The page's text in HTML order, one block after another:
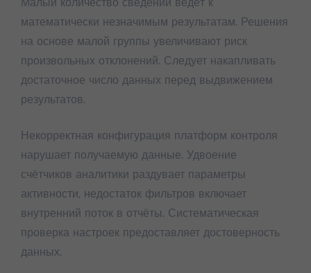
математически незначимым результатам. Решения
на основе малой группы увеличивают риск
произвольных отклонений. Следует накапливать
достаточное число данных перед выдвижением
результатов.
Некорректная конфигурация платформ контроля
нарушает получаемую данные. Удвоение
счётчиков аналитики раздувает параметры
активности, недостаток фильтров включает
внутренний поток в отчёты. Систематическая
проверка настроек предоставляет достоверность
данных.